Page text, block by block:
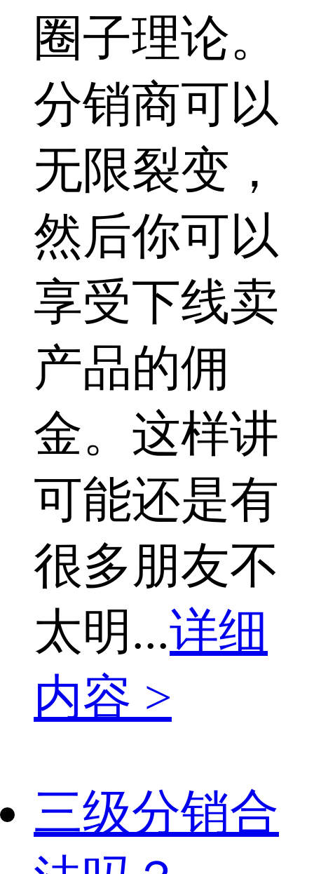
圈子理论。
分销商可以
无限裂变，
然后你可以
享受下线卖
产品的佣
金。这样讲
可能还是有
很多朋友不
太明...详细
内容 >
三级分销合